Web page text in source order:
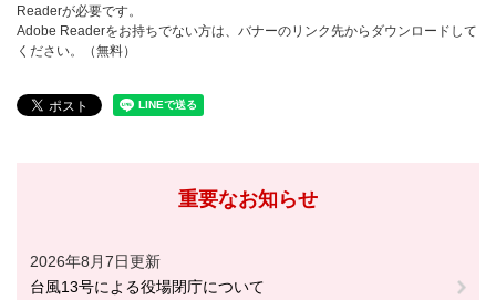
Readerが必要です。
Adobe Readerをお持ちでない方は、バナーのリンク先からダウンロードして
ください。（無料）
重要なお知らせ
2026年8月7日更新
台風13号による役場閉庁について